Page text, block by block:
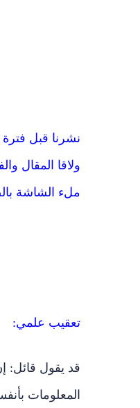
نشرنا قبل
ولاقا المقال
ملء الشاشة
تعقيب علمي:
قد يقول قائل:
المعلومات